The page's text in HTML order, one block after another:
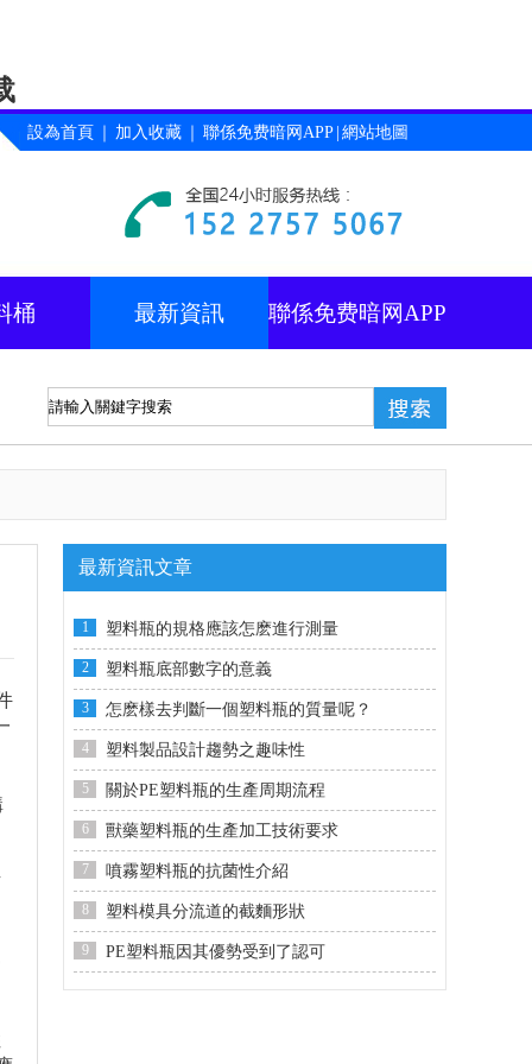
設為首頁 加入收藏 聯係免费暗网APP 網站地圖
桶 最新資訊 聯係免费暗网APP
最新資訊文章
1 塑料瓶的規格應該怎麽進行測量
2 塑料瓶底部數字的意義
3 怎麽樣去判斷一個塑料瓶的質量呢？
4 塑料製品設計趨勢之趣味性
5 關於PE塑料瓶的生產周期流程
6 獸藥塑料瓶的生產加工技術要求
7 噴霧塑料瓶的抗菌性介紹
8 塑料模具分流道的截麵形狀
9 PE塑料瓶因其優勢受到了認可